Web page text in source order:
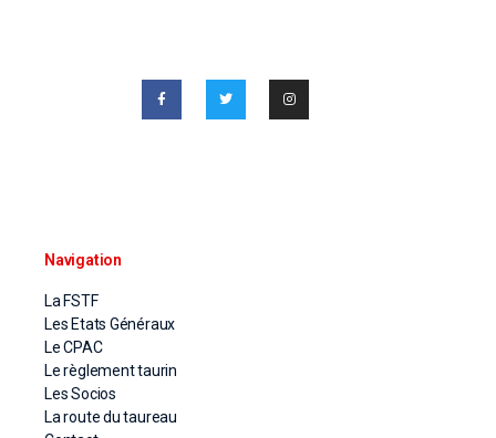
Navigation
La FSTF
Les Etats Généraux
Le CPAC
Le règlement taurin
Les Socios
La route du taureau